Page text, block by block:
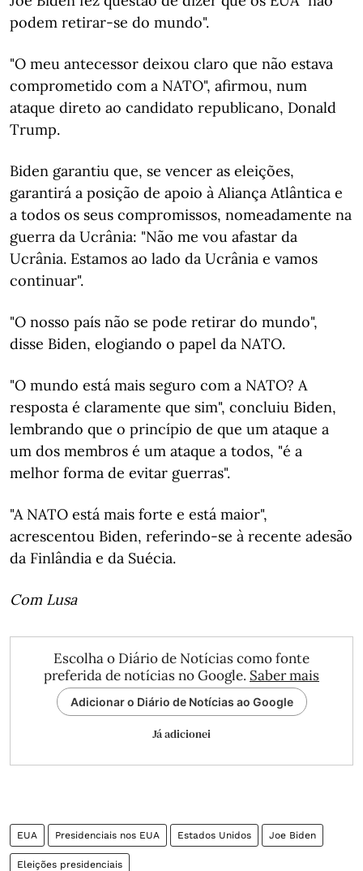
podem retirar-se do mundo".
"O meu antecessor deixou claro que não estava
comprometido com a NATO", afirmou, num
ataque direto ao candidato republicano, Donald
Trump.
Biden garantiu que, se vencer as eleições,
garantirá a posição de apoio à Aliança Atlântica e
a todos os seus compromissos, nomeadamente na
guerra da Ucrânia: "Não me vou afastar da
Ucrânia. Estamos ao lado da Ucrânia e vamos
continuar".
"O nosso país não se pode retirar do mundo",
disse Biden, elogiando o papel da NATO.
"O mundo está mais seguro com a NATO? A
resposta é claramente que sim", concluiu Biden,
lembrando que o princípio de que um ataque a
um dos membros é um ataque a todos, "é a
melhor forma de evitar guerras".
"A NATO está mais forte e está maior",
acrescentou Biden, referindo-se à recente adesão
da Finlândia e da Suécia.
Com Lusa
Escolha o Diário de Notícias como fonte
preferida de notícias no Google. Saber mais
Adicionar o Diário de Notícias ao Google
Já adicionei
EUA Presidenciais nos EUA Estados Unidos Joe Biden
Eleições presidenciais